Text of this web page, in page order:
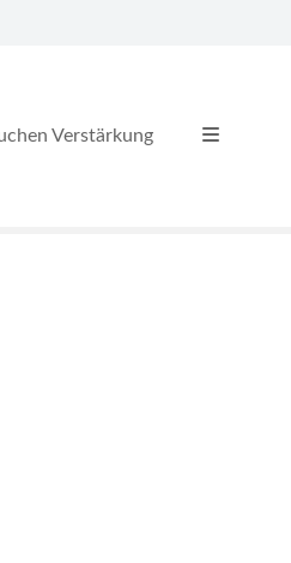
Verstärkung